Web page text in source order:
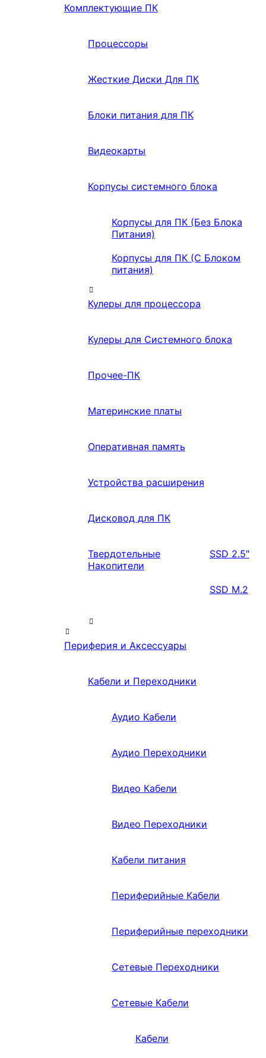
Комплектующие ПК
Процессоры
Жесткие Диски Для ПК
Блоки питания для ПК
Видеокарты
Корпусы системного блока
Корпусы для ПК (Без Блока
Питания)
Корпусы для ПК (С Блоком
питания)
Кулеры для процессора
Кулеры для Системного блока
Прочее-ПК
Материнские платы
Оперативная память
Устройства расширения
Дисковод для ПК
Твердотельные
Накопители
SSD 2.5″
SSD M.2
Периферия и Аксессуары
Кабели и Переходники
Аудио Кабели
Аудио Переходники
Видео Кабели
Видео Переходники
Кабели питания
Периферийные Кабели
Периферийные переходники
Сетевые Переходники
Сетевые Кабели
Кабели